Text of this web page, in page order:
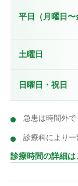
平日（月曜日〜
土曜日
日曜日・祝日
急患は時間外で
診療科により一
診療時間の詳細は